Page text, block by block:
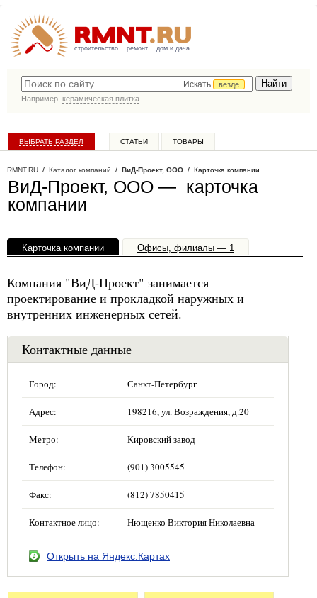
строительство ремонт дом и дача
Искать
везде
Например, керамическая плитка
ВЫБРАТЬ РАЗДЕЛ СТАТЬИ ТОВАРЫ
RMNT.RU / Каталог компаний / ВиД-Проект, ООО / Карточка компании
ВиД-Проект, ООО — карточка
компании
Карточка компании Офисы, филиалы — 1
Компания "ВиД-Проект" занимается
проектирование и прокладкой наружных и
внутренних инженерных сетей.
Контактные данные
Город: Санкт-Петербург
Адрес: 198216, ул. Возраждения, д.20
Метро: Кировский завод
Телефон: (901) 3005545
Факс: (812) 7850415
Контактное лицо: Нющенко Виктория Николаевна
Открыть на Яндекс.Картах